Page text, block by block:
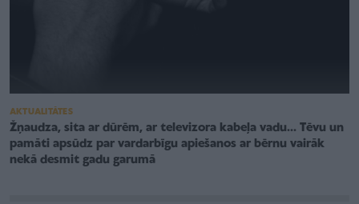
AKTUALITĀTES
Žņaudza, sita ar dūrēm, ar televizora kabeļa vadu... Tēvu un
pamāti apsūdz par vardarbīgu apiešanos ar bērnu vairāk
nekā desmit gadu garumā